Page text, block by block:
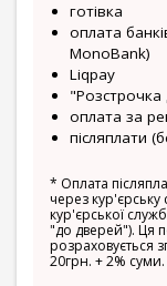
готівка
оплата
MonoBank)
Liqpay
"Розстрочка
оплата за
післяплати
* Оплата
через кур'єрську
кур'єрської
"до дверей"). Ця
розраховується
20грн. + 2% суми.